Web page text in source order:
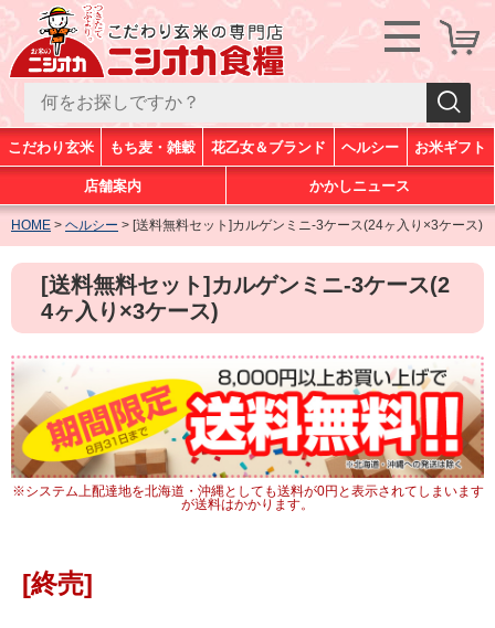
こだわり玄米 もち麦・雑穀 花乙女＆ブランド ヘルシー お米ギフト
店舗案内 かかしニュース
HOME ヘルシー [送料無料セット]カルゲンミニ-3ケース(24ヶ入り×3ケース)
[送料無料セット]カルゲンミニ-3ケース(2
4ヶ入り×3ケース)
※システム上配達地を北海道・沖縄としても送料が0円と表示されてしまいます
が送料はかかります。
[終売]